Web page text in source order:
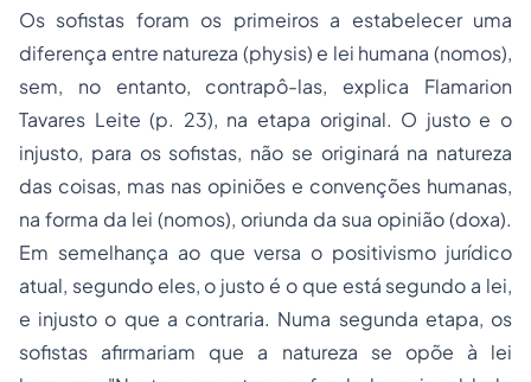
Os sofistas foram os primeiros a estabelecer uma
diferença entre natureza (physis) e lei humana (nomos),
sem, no entanto, contrapô-las, explica Flamarion
Tavares Leite (p. 23), na etapa original. O justo e o
injusto, para os sofistas, não se originará na natureza
das coisas, mas nas opiniões e convenções humanas,
na forma da lei (nomos), oriunda da sua opinião (doxa).
Em semelhança ao que versa o positivismo jurídico
atual, segundo eles, o justo é o que está segundo a lei,
e injusto o que a contraria. Numa segunda etapa, os
sofistas afirmariam que a natureza se opõe à lei